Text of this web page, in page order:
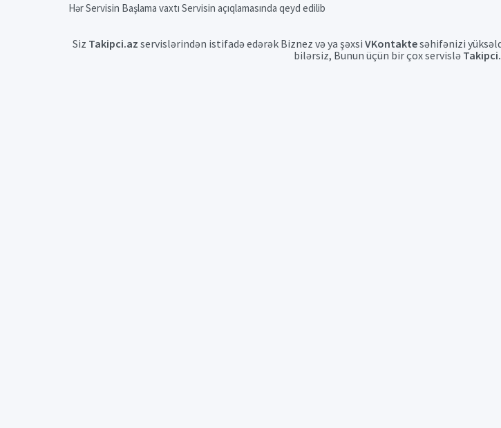
Hər Servisin Başlama vaxtı Servisin açıqlamasında qeyd edilib
Siz Takipci.az servislərindən istifadə edərək Biznez və ya şəxsi VKontaktesəhifənizi
bilərsiz, Bunun üçün bir çox servislə